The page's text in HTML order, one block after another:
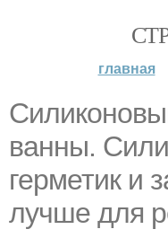
главная
ванны.
герметик и
лучше для